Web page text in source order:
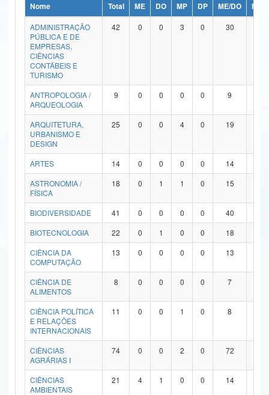
Ministério da Ciência, Tecnologia, Inovações e Comunicações
Ministério do Meio Ambiente
Ministério do Turismo
Ministério do Desenvolvimento Regional
Controladoria-Geral da União
Ministério da Mulher, da Família e dos Direitos Humanos
Secretaria de Governo
Advocacia-Geral da União
Banco Central do Brasil
Nome Total ME DO MP DP ME/DO
MP/
ADMINISTRAÇÃO
PÚBLICA E DE
EMPRESAS,
CIÊNCIAS
CONTÁBEIS E
TURISMO
42 0 0 3 0 30
ANTROPOLOGIA /
ARQUEOLOGIA
9 0 0 0 0 9
ARQUITETURA,
URBANISMO E
DESIGN
25 0 0 4 0 19
ARTES 14 0 0 0 0 14
ASTRONOMIA /
FÍSICA
18 0 1 1 0 15
BIODIVERSIDADE 41 0 0 0 0 40
BIOTECNOLOGIA
22 0 1 0 0 18
CIÊNCIA DA
COMPUTAÇÃO
13 0 0 0 0 13
CIÊNCIA DE
ALIMENTOS
8 0 0 0 0 7
CIÊNCIA POLÍTICA
E RELAÇÕES
INTERNACIONAIS
11 0 0 1 0 8
CIÊNCIAS
AGRÁRIAS I
74 0 0 2 0 72
CIÊNCIAS
AMBIENTAIS
21 4 1 0 0 14